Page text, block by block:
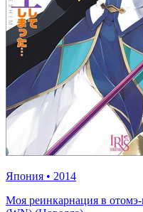
Япония • 2014
Моя реинкарнация в отомэ-